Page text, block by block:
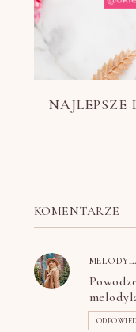
NAJLEPSZE
KOMENTARZE